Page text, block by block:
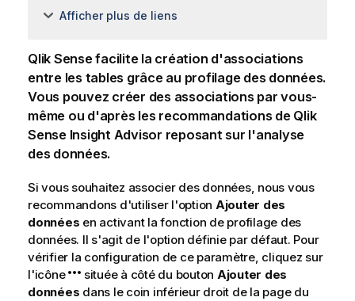
Afficher plus de liens
Qlik Sensefacilite la création d'associations
entre les tables grâce au profilage des données.
Vous pouvez créer des associations par vous-
même ou d'après les recommandations de Qlik
Sense Insight Advisor reposant sur l'analyse
des données.
Si vous souhaitez associer des données, nous vous
recommandons d'utiliser l'option Ajouter des
données en activant la fonction de profilage des
données. Il s'agit de l'option définie par défaut. Pour
vérifier la configuration de ce paramètre, cliquez sur
l'icône
située à côté du bouton Ajouter des
données dans le coin inférieur droit de la page du